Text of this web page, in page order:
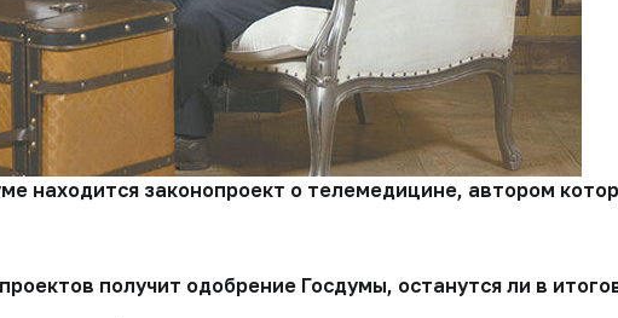
находится законопроект о телемедицине, автором
получит одобрение Госдумы, останутся ли в